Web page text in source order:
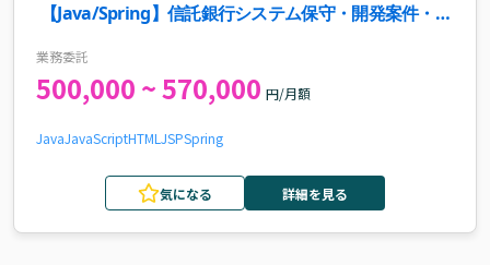
【Java/Spring】信託銀行システム保守・開発案件・求
業務委託
500,000 ~ 570,000 円/月額
JavaJavaScriptHTML JSPSpring
気になる 詳細を見る